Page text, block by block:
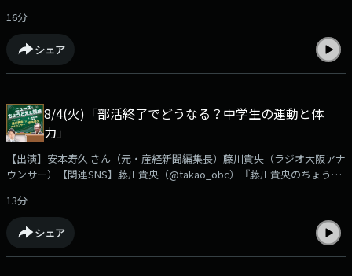
日に発生した熊本地震の直後からSNS上で根拠のない「デマ・偽情報」が
出回っています。資金稼ぎを目的に海外で急増している「インプレゾン
ビ」とは？SNS上に出回るデマ投稿には要注意です。
➡https://www.obc1314.co.jp/bangumi/chodo/佐々木さんへのご質問
SNSでは #ちょうどえぇラジオを付けて呟いて下さいね
16分
シェア
8/4(火)「部活終了でどうなる？中学生の運動と体
力」
【出演】安本寿久 さん（元・産経新聞編集長）藤川貴央（ラジオ大阪アナ
ウンサー）【関連SNS】藤川貴央（@takao_obc）『藤川貴央のちょうど
視点』神戸市が原則、今月いっぱいで中学校の部活動を終了し９月から地
域クラブ「KOBE◇KATSU（コベカツ）」を開始教員の負担軽減、少子化
など様々な理由があるなか部活動の廃止で懸念される問題点とは？安本さ
んが語ります。➡https://www.obc1314.co.jp/bangumi/chodo/安本さんへ
13分
シェア